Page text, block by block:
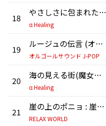
18 やさしさに包まれたなら(魔女の宅急便より)
α Healing
19 ルージュの伝言 (オルゴール)
オルゴールサウンド J-POP
20 海の見える街(魔女の宅急便より)
α Healing
21 崖の上のポニョ : 崖の上のポニョ
RELAX WORLD